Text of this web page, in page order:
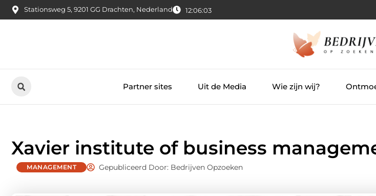
Stationsweg 5, 9201 GG Drachten, Nederland 12:06:04
Partner sites Uit de Media Wie zijn wij?
Xavier institute of business
MANAGEMENT Gepubliceerd Door: Bedrijven Opzoeken